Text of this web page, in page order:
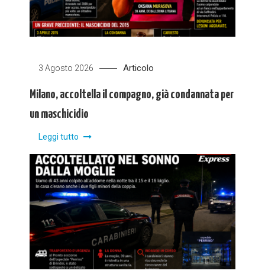
3 Agosto 2026 Articolo
Milano, accoltella il compagno, già condannata per
un maschicidio
Leggi tutto